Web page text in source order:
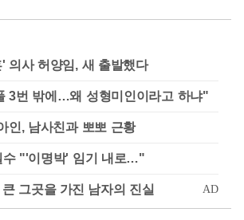
의사 허양임, 새 출발했다
3번 밖에…왜 성형미인이라고 하냐"
인, 남사친과 뽀뽀 근황
수 "'이명박' 임기 내로…"